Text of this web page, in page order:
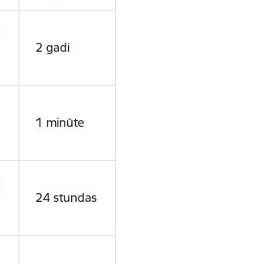
2 gadi
1 minūte
24 stundas